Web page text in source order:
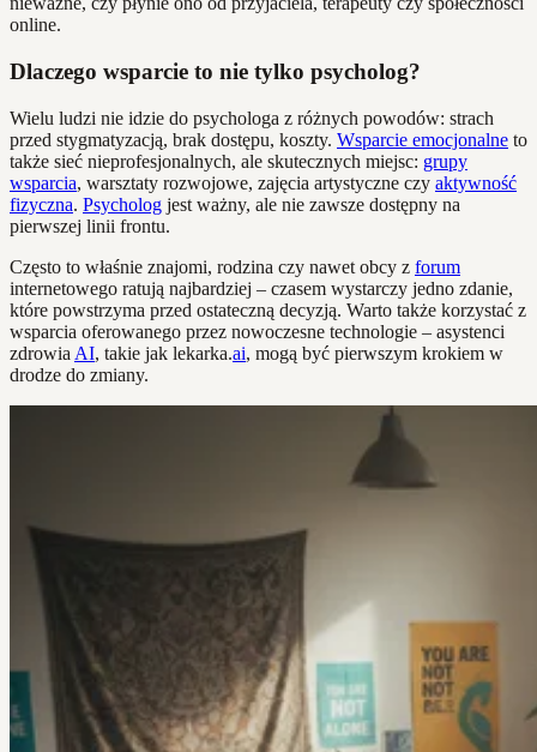
online.
Dlaczego wsparcie to nie tylko psycholog?
Wielu ludzi nie idzie do psychologa z różnych powodów: strach
przed stygmatyzacją, brak dostępu, koszty. Wsparcie emocjonalne to
także sieć nieprofesjonalnych, ale skutecznych miejsc: grupy
wsparcia, warsztaty rozwojowe, zajęcia artystyczne czy aktywność
fizyczna. Psycholog jest ważny, ale nie zawsze dostępny na
pierwszej linii frontu.
Często to właśnie znajomi, rodzina czy nawet obcy z forum
internetowego ratują najbardziej – czasem wystarczy jedno zdanie,
które powstrzyma przed ostateczną decyzją. Warto także korzystać z
wsparcia oferowanego przez nowoczesne technologie – asystenci
zdrowia AI, takie jak lekarka.ai, mogą być pierwszym krokiem w
drodze do zmiany.